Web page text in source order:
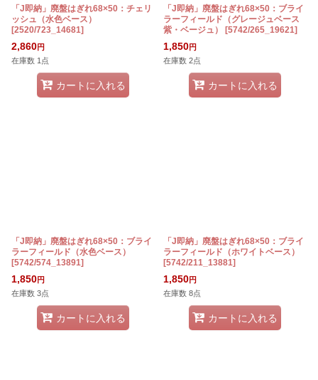
「J即納」廃盤はぎれ68×50：チェリ
ッシュ（水色ベース）
[2520/723_14681]
2,860円
在庫数 1点
カートに入れる
「J即納」廃盤はぎれ68×50：ブライ
ラーフィールド（グレージュベース
紫・ベージュ）
[5742/265_19621]
1,850円
在庫数 2点
カートに入れる
「J即納」廃盤はぎれ68×50：ブライ
ラーフィールド（水色ベース）
[5742/574_13891]
1,850円
在庫数 3点
カートに入れる
「J即納」廃盤はぎれ68×50：ブライ
ラーフィールド（ホワイトベース）
[5742/211_13881]
1,850円
在庫数 8点
カートに入れる